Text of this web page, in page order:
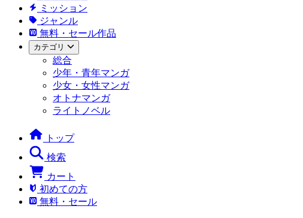
ミッション
ジャンル
無料・セール作品
カテゴリ
総合
少年・青年マンガ
少女・女性マンガ
オトナマンガ
ライトノベル
トップ
検索
カート
初めての方
無料・セール